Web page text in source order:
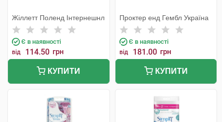
Жіллетт Поленд Інтернешнл
Є в наявності
від 114.50 грн
КУПИТИ
Проктер енд Гембл Україна
Є в наявності
від 181.00 грн
КУПИТИ